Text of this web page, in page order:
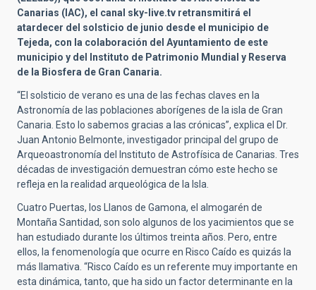
Canarias (IAC), el canal sky-live.tv retransmitirá el
atardecer del solsticio de junio desde el municipio de
Tejeda, con la colaboración del Ayuntamiento de este
municipio y del Instituto de Patrimonio Mundial y Reserva
de la Biosfera de Gran Canaria.
“El solsticio de verano es una de las fechas claves en la
Astronomía de las poblaciones aborígenes de la isla de Gran
Canaria. Esto lo sabemos gracias a las crónicas”, explica el Dr.
Juan Antonio Belmonte, investigador principal del grupo de
Arqueoastronomía del Instituto de Astrofísica de Canarias. Tres
décadas de investigación demuestran cómo este hecho se
refleja en la realidad arqueológica de la Isla.
Cuatro Puertas, los Llanos de Gamona, el almogarén de
Montaña Santidad, son solo algunos de los yacimientos que se
han estudiado durante los últimos treinta años. Pero, entre
ellos, la fenomenología que ocurre en Risco Caído es quizás la
más llamativa. “Risco Caído es un referente muy importante en
esta dinámica, tanto, que ha sido un factor determinante en la